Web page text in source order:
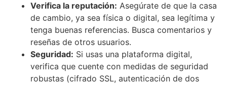
Verifica la reputación: Asegúrate de que la casa
de cambio, ya sea física o digital, sea legítima y
tenga buenas referencias. Busca comentarios y
reseñas de otros usuarios.
Seguridad: Si usas una plataforma digital,
verifica que cuente con medidas de seguridad
robustas (cifrado SSL, autenticación de dos